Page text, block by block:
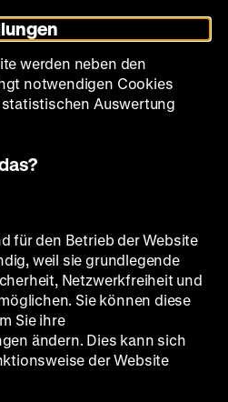
UND DIE
ABENTEURER
November 2014
Europa wurde vom
Kaufleute und
nicht einfach nur die
Vielmehr trugen ihre
ihnen erworbene Wissen
werden neben den
notwendigen Cookies
Auswertung
für den Betrieb der Website
weil sie grundlegende
Netzwerkfreiheit und
Sie können diese
Sie ihre
ändern. Dies kann sich
der Website